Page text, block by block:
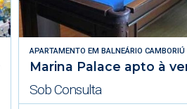
APARTAMENTO EMBALNEÁRIO CAMBORIÚ
Marina Palace apto à
Sob Consulta